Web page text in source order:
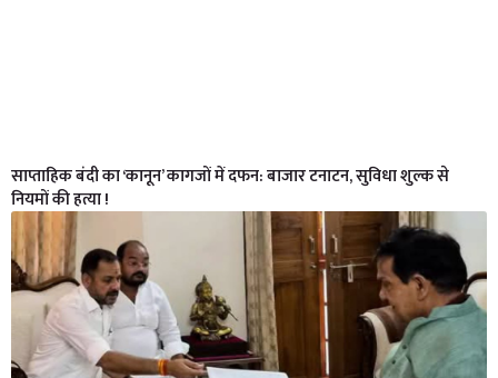
साप्ताहिक बंदी का ‘कानून’ कागजों में दफन: बाजार टनाटन, सुविधा शुल्क से
नियमों की हत्या !